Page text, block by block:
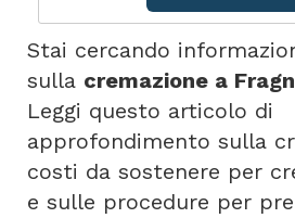
Stai cercando
sulla cremazione a
Leggi questo articolo di
approfondimento sulla
costi da sostenere per
e sulle procedure per